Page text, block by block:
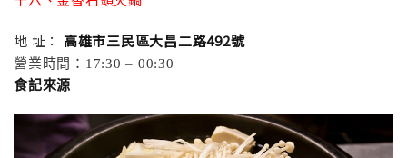
地 址： 高雄市三民區大昌二路492號
營業時間：17:30 – 00:30
食記來源